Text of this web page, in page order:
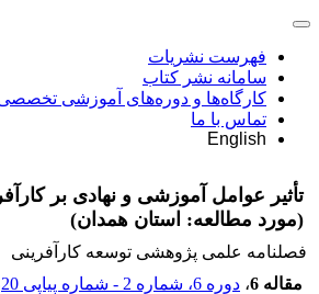
فهرست نشریات
سامانه نشر کتاب
کارگاه‌ها و دوره‌های آموزشی
تماس با ما
English
تأثیر عوامل آموزشی و نهادی بر
(مورد مطالعه: استان همدان)
فصلنامه علمی پژوهشی توسعه کارآفرینی
مقاله 6
، دوره 6، شماره 2 - شماره پیاپی 20